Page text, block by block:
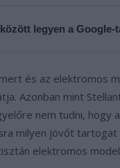
legyen a Google-
és az elektromos
Azonban mint
nem tudni, hogy
milyen jövőt tartogat
elektromos